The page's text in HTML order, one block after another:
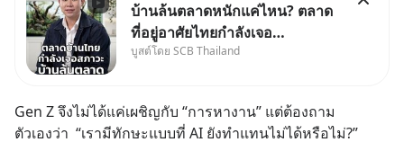
บ้านล้นตลาดหนักแค่ไหน? ตลาด
ที่อยู่อาศัยไทยกำลังเจอ
Oversupply หนักกว่าที่คิด และ
#บ้านล้นตลาด #เศรษฐกิจไทย
#EICAround #SCBThailand
บูสต์โดย SCB Thailand
Gen Z จึงไม่ได้แค่เผชิญกับ “การหางาน” แต่ต้องถาม
ตัวเองว่า  “เรามีทักษะแบบที่ AI ยังทำแทนไม่ได้หรือไม่?”